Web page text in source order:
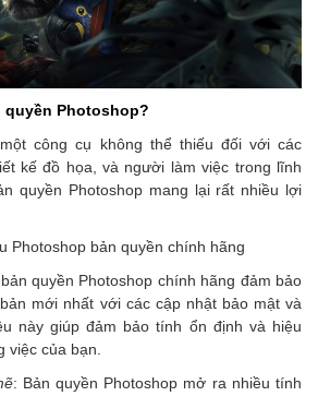
quyền Photoshop?
công cụ không thể thiếu đối với các
kế đồ họa, và người làm việc trong lĩnh
quyền Photoshop mang lại rất nhiều lợi
Photoshop bản quyền chính hãng
quyền Photoshop chính hãng đảm bảo
mới nhất với các cập nhật bảo mật và
này giúp đảm bảo tính ổn định và hiệu
việc của bạn.
: Bản quyền Photoshop mở ra nhiều tính